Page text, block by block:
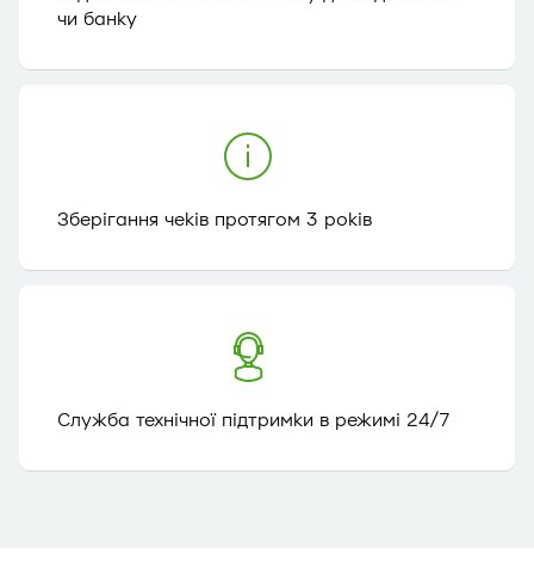
чи банку
Зберігання чеків протягом 3 років
Служба технічної підтримки в режимі 24/7